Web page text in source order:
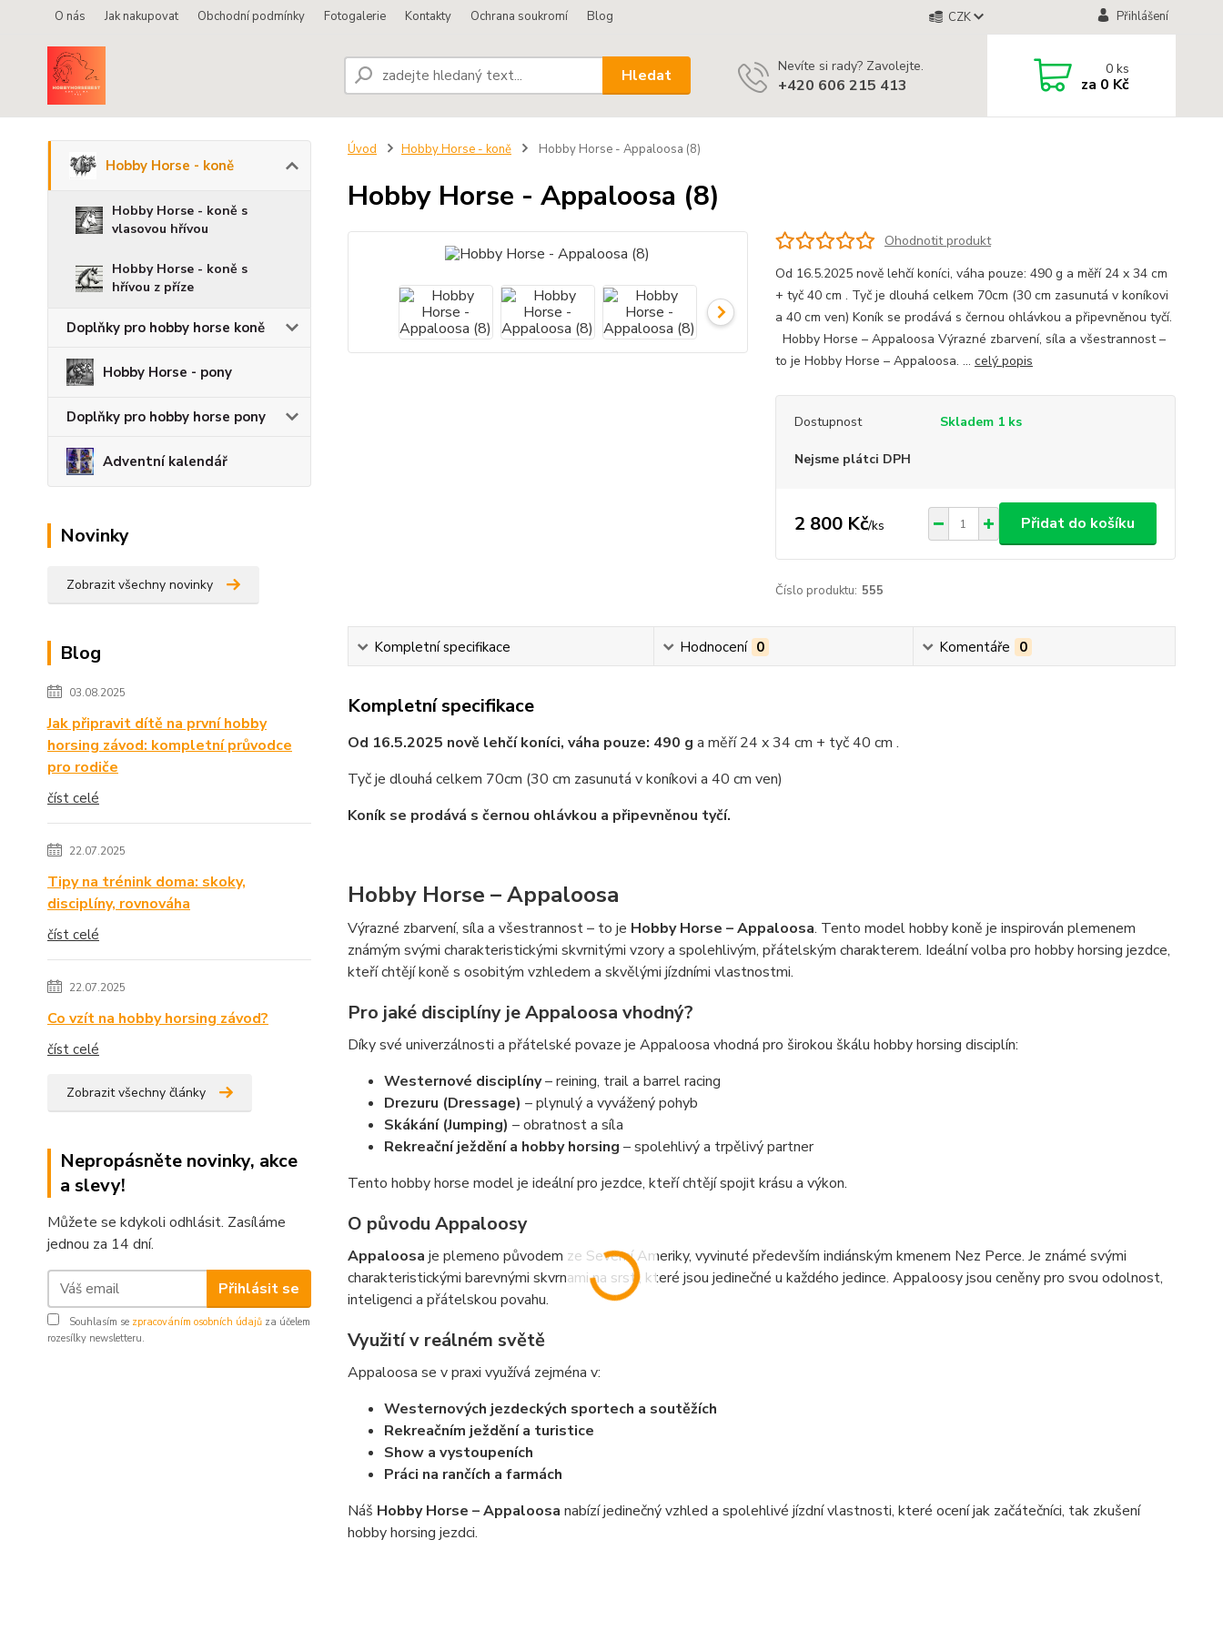
O nás Jak nakupovat Obchodní podmínky Fotogalerie Kontakty Ochrana soukromí Blog CZK Přihlášení
Hledat Nevíte si rady? Zavolejte.
+420 606 215 413
0ks
za 0 Kč
Hobby Horse - koně
Hobby Horse - koně s
vlasovou hřívou
Hobby Horse - koně s
hřívou z příze
Doplňky pro hobby horse koně
Hobby Horse - pony
Doplňky pro hobby horse pony
Adventní kalendář
Novinky
Zobrazit všechny novinky
Blog
03.08.2025
Jak připravit dítě na první hobby
horsing závod: kompletní průvodce
pro rodiče
číst celé
22.07.2025
Tipy na trénink doma: skoky,
disciplíny, rovnováha
číst celé
22.07.2025
Co vzít na hobby horsing závod?
číst celé
Zobrazit všechny články
Nepropásněte novinky, akce
a slevy!
Můžete se kdykoli odhlásit. Zasíláme
jednou za 14 dní.
Přihlásit se
Souhlasím se zpracováním osobních údajů za účelem
rozesílky newsletteru.
Úvod Hobby Horse - koně Hobby Horse - Appaloosa (8)
Hobby Horse - Appaloosa (8)
Ohodnotit produkt
Od 16.5.2025 nově lehčí koníci, váha pouze: 490 g a měří 24 x 34 cm
+ tyč 40 cm . Tyč je dlouhá celkem 70cm (30 cm zasunutá v koníkovi
a 40 cm ven) Koník se prodává s černou ohlávkou a připevněnou tyčí.
Hobby Horse – Appaloosa Výrazné zbarvení, síla a všestrannost –
to je Hobby Horse – Appaloosa. ... celý popis
Dostupnost Skladem 1 ks
Nejsme plátci DPH
2 800 Kč/ks Přidat do košíku
Číslo produktu: 555
Kompletní specifikace Hodnocení 0 Komentáře 0
Kompletní specifikace
Od 16.5.2025 nově lehčí koníci, váha pouze: 490 g a měří 24 x 34 cm + tyč 40 cm .
Tyč je dlouhá celkem 70cm (30 cm zasunutá v koníkovi a 40 cm ven)
Koník se prodává s černou ohlávkou a připevněnou tyčí.
Hobby Horse – Appaloosa
Výrazné zbarvení, síla a všestrannost – to je Hobby Horse – Appaloosa. Tento model hobby koně je inspirován plemenem
známým svými charakteristickými skvrnitými vzory a spolehlivým, přátelským charakterem. Ideální volba pro hobby horsing jezdce,
kteří chtějí koně s osobitým vzhledem a skvělými jízdními vlastnostmi.
Pro jaké disciplíny je Appaloosa vhodný?
Díky své univerzálnosti a přátelské povaze je Appaloosa vhodná pro širokou škálu hobby horsing disciplín:
Westernové disciplíny– reining, trail a barrel racing
Drezuru (Dressage) – plynulý a vyvážený pohyb
Skákání (Jumping) – obratnost a síla
Rekreační ježdění a hobby horsing – spolehlivý a trpělivý partner
Tento hobby horse model je ideální pro jezdce, kteří chtějí spojit krásu a výkon.
O původu Appaloosy
Appaloosa je plemeno původem ze Severní Ameriky, vyvinuté především indiánským kmenem Nez Perce. Je známé svými
charakteristickými barevnými skvrnami na srsti, které jsou jedinečné u každého jedince. Appaloosy jsou ceněny pro svou odolnost,
inteligenci a přátelskou povahu.
Využití v reálném světě
Appaloosa se v praxi využívá zejména v:
Westernových jezdeckých sportech a soutěžích
Rekreačním ježdění a turistice
Show a vystoupeních
Práci na rančích a farmách
Náš Hobby Horse – Appaloosa nabízí jedinečný vzhled a spolehlivé jízdní vlastnosti, které ocení jak začátečníci, tak zkušení
hobby horsing jezdci.